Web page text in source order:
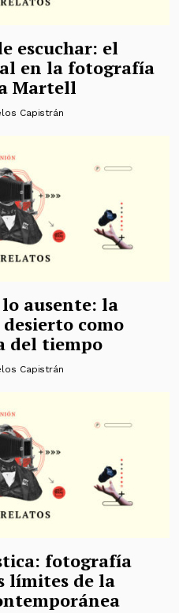
escuchar: el
en la fotografía
Martell
Capistrán
ausente: la
como
del tiempo
Capistrán
fotografía
límites de la